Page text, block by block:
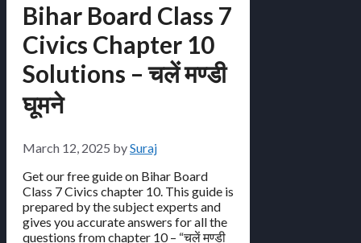
Bihar Board Class 7
Civics Chapter 10
Solutions – चलें मण्डी
घूमने
March 12, 2025 bySuraj
Get our free guide on Bihar Board
Class 7 Civics chapter 10. This guide is
prepared by the subject experts and
gives you accurate answers for all the
questions from chapter 10 – “चलें मण्डी